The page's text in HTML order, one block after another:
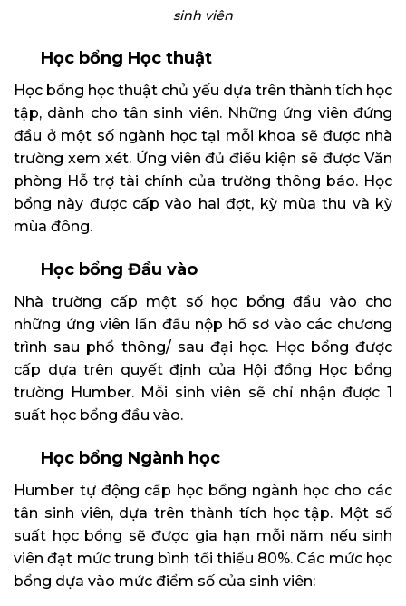
sinh viên
Học bổng Học thuật
Học bổng học thuật chủ yếu dựa trên thành tích học
tập, dành cho tân sinh viên. Những ứng viên đứng
đầu ở một số ngành học tại mỗi khoa sẽ được nhà
trường xem xét. Ứng viên đủ điều kiện sẽ được Văn
phòng Hỗ trợ tài chính của trường thông báo. Học
bổng này được cấp vào hai đợt, kỳ mùa thu và kỳ
mùa đông.
Học bổng Đầu vào
Nhà trường cấp một số học bổng đầu vào cho
những ứng viên lần đầu nộp hồ sơ vào các chương
trình sau phổ thông/ sau đại học. Học bổng được
cấp dựa trên quyết định của Hội đồng Học bổng
trường Humber. Mỗi sinh viên sẽ chỉ nhận được 1
suất học bổng đầu vào.
Học bổng Ngành học
Humber tự động cấp học bổng ngành học cho các
tân sinh viên, dựa trên thành tích học tập. Một số
suất học bổng sẽ được gia hạn mỗi năm nếu sinh
viên đạt mức trung bình tối thiểu 80%. Các mức học
bổng dựa vào mức điểm số của sinh viên: